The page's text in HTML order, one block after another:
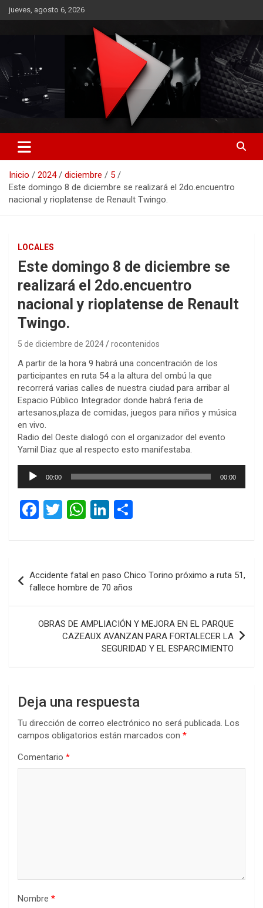
Saltar
al
jueves, agosto 6, 2026
RO CONTENIDOS
Inicio 2024 diciembre
5
Este domingo 8 de diciembre se realizará el 2do.encuentro
nacional y rioplatense de Renault Twingo.
LOCALES
Este domingo 8 de diciembre se
realizará el 2do.encuentro
nacional y rioplatense de Renault
Twingo.
5 de diciembre de 2024 rocontenidos
A partir de la hora 9 habrá una concentración de los
participantes en ruta 54 a la altura del ombú la que
recorrerá varias calles de nuestra ciudad para arribar al
Espacio Público Integrador donde habrá feria de
artesanos,plaza de comidas, juegos para niños y música
en vivo.
Radio del Oeste dialogó con el organizador del evento
Yamil Diaz que al respecto esto manifestaba.
Reproductor
00:00 00:00
F
ce
o
o
k
T
tt
W
at
A
p
p
Li
ke
n
m
ar
tir
de
entradas
Accidente fatal en paso Chico Torino próximo a ruta 51,
fallece hombre de 70 años
OBRAS DE AMPLIACIÓN Y MEJORA EN EL PARQUE
CAZEAUX AVANZAN PARA FORTALECER LA
SEGURIDAD Y EL ESPARCIMIENTO
Deja una respuesta
Tu dirección de correo electrónico no será publicada. Los
campos obligatorios están marcados con *
Comentario *
Nombre *